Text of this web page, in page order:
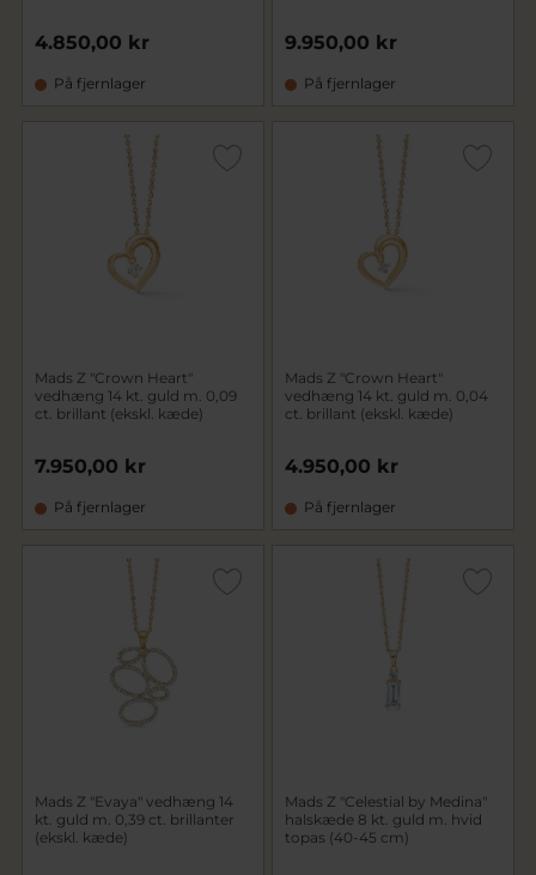
4.850,00 kr
På fjernlager
9.950,00 kr
På fjernlager
Mads Z "Crown Heart"
vedhæng 14 kt. guld m. 0,09
ct. brillant (ekskl. kæde)
7.950,00 kr
På fjernlager
Mads Z "Crown Heart"
vedhæng 14 kt. guld m. 0,04
ct. brillant (ekskl. kæde)
4.950,00 kr
På fjernlager
Mads Z "Evaya" vedhæng 14
kt. guld m. 0,39 ct. brillanter
(ekskl. kæde)
Mads Z "Celestial by Medina"
halskæde 8 kt. guld m. hvid
topas (40-45 cm)